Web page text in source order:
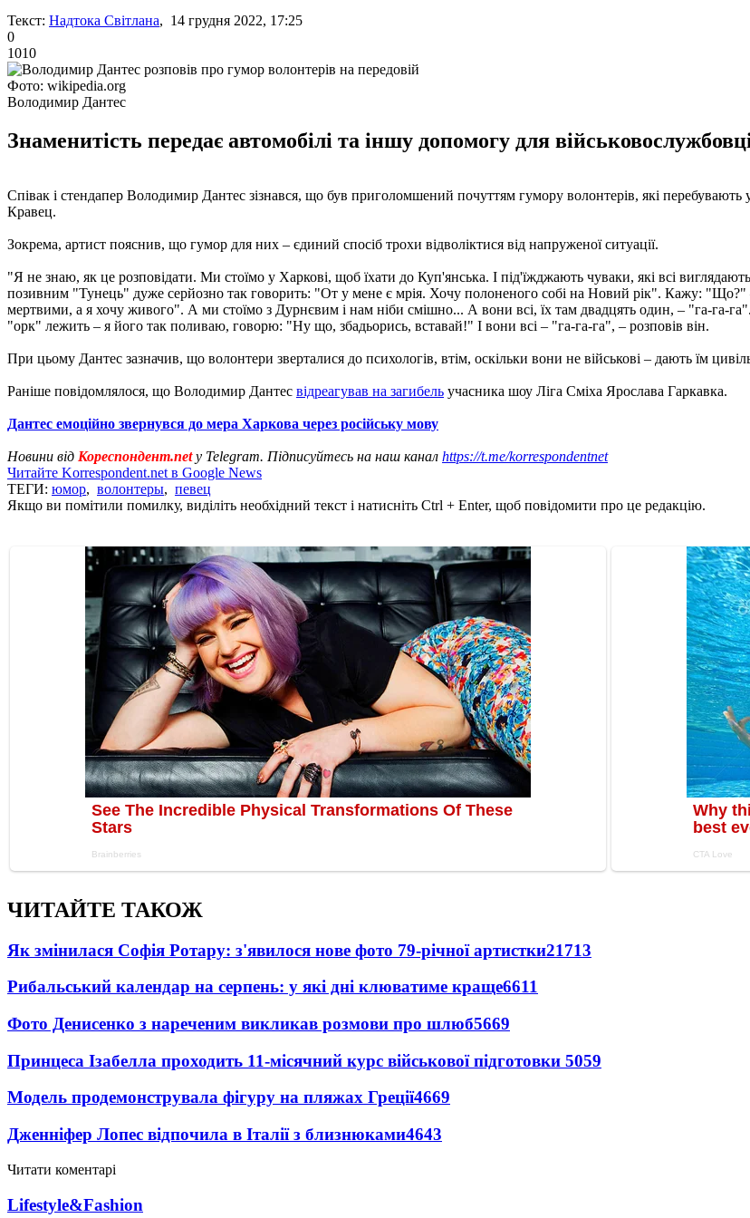
Текст: Надтока Світлана, 14 грудня 2022, 17:25
0
1010
Фото: wikipedia.org
Володимир Дантес
Знаменитість передає автомобілі та іншу допомогу для
Співак і стендапер Володимир Дантес зізнався, що був приголомшений почуттям гумору волонтерів, які перебувають
Кравец.
Зокрема, артист пояснив, що гумор для них – єдиний спосіб трохи відволіктися від напруженої ситуації.
"Я не знаю, як це розповідати. Ми стоїмо у Харкові, щоб їхати до Куп'янська. І під'їжджають чуваки, які всі
позивним "Тунець" дуже серйозно так говорить: "От у мене є мрія. Хочу полоненого собі на Новий рік". Кажу: "Що?"
мертвими, а я хочу живого". А ми стоїмо з Дурнєвим і нам ніби смішно... А вони всі, їх там двадцять один, – "га-га-
"орк" лежить – я його так поливаю, говорю: "Ну що, збадьорись, вставай!" І вони всі – "га-га-га", – розповів він.
При цьому Дантес зазначив, що волонтери зверталися до психологів, втім, оскільки вони не військові – дають їм
Раніше повідомлялося, що Володимир Дантес відреагував на загибель учасника шоу Ліга Сміха Ярослава Гаркавка.
Дантес емоційно звернувся до мера Харкова через російську мову
Новини від Кореспондент.netу Telegram. Підписуйтесь на наш канал https://t.me/korrespondentnet
Читайте Korrespondent.net в Google News
ТЕГИ: юмор, волонтеры, певец
Якщо ви помітили помилку, виділіть необхідний текст і натисніть Ctrl + Enter, щоб повідомити про це редакцію.
ЧИТАЙТЕ ТАКОЖ
Як змінилася Софія Ротару: з'явилося нове фото 79-річної артистки21713
Рибальський календар на серпень: у які дні клюватиме краще6611
Фото Денисенко з нареченим викликав розмови про шлюб5669
Принцеса Ізабелла проходить 11-місячний курс військової підготовки 5059
Модель продемонструвала фігуру на пляжах Греції4669
Дженніфер Лопес відпочила в Італії з близнюками4643
Читати коментарі
Lifestyle&Fashion